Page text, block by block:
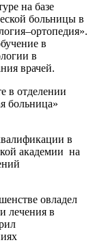
на базе
больницы в
в
в
врачей.
в отделении
больница»
в
академии на
овладел
лечения в